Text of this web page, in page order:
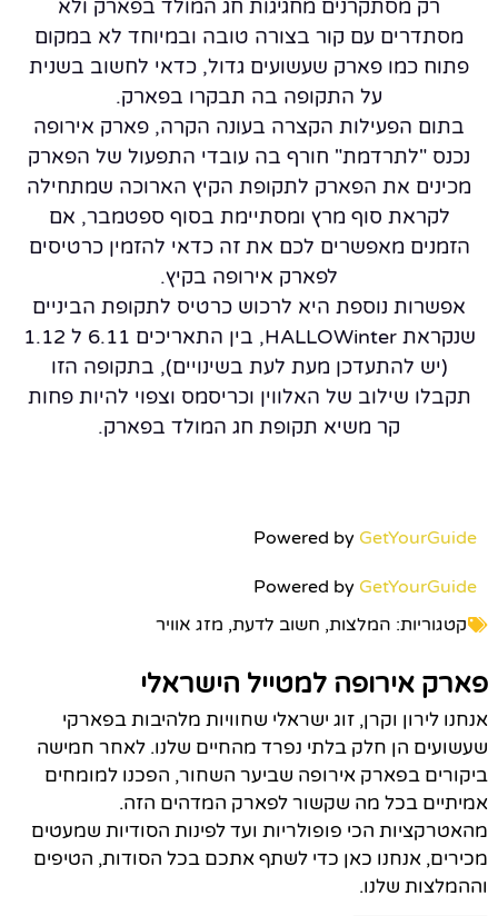
רק מסתקרנים מחגיגות חג המולד בפארק ולא
מסתדרים עם קור בצורה טובה ובמיוחד לא במקום
פתוח כמו פארק שעשועים גדול, כדאי לחשוב בשנית
על התקופה בה תבקרו בפארק.
בתום הפעילות הקצרה בעונה הקרה, פארק אירופה
נכנס "לתרדמת" חורף בה עובדי התפעול של הפארק
מכינים את הפארק לתקופת הקיץ הארוכה שמתחילה
לקראת סוף מרץ ומסתיימת בסוף ספטמבר, אם
הזמנים מאפשרים לכם את זה כדאי להזמין כרטיסים
לפארק אירופה בקיץ.
אפשרות נוספת היא לרכוש כרטיס לתקופת הביניים
שנקראת HALLOWinter, בין התאריכים 6.11 ל 1.12
(יש להתעדכן מעת לעת בשינויים), בתקופה הזו
תקבלו שילוב של האלווין וכריסמס וצפוי להיות פחות
קר משיא תקופת חג המולד בפארק.
Powered by GetYourGuide
Powered by GetYourGuide
קטגוריות: המלצות, חשוב לדעת, מזג אוויר
פארק אירופה למטייל הישראלי
אנחנו לירון וקרן, זוג ישראלי שחוויות מלהיבות בפארקי
שעשועים הן חלק בלתי נפרד מהחיים שלנו. לאחר חמישה
ביקורים בפארק אירופה שביער השחור, הפכנו למומחים
אמיתיים בכל מה שקשור לפארק המדהים הזה.
מהאטרקציות הכי פופולריות ועד לפינות הסודיות שמעטים
מכירים, אנחנו כאן כדי לשתף אתכם בכל הסודות, הטיפים
וההמלצות שלנו.